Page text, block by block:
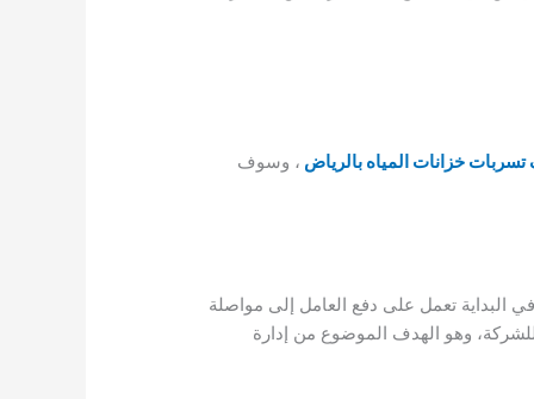
خزانات المياه بالرياض ، وسوف
البداية تعمل على دفع العامل إلى مواصلة
وهو الهدف الموضوع من إدارة